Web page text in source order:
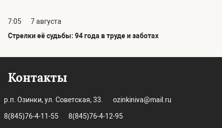
7:05
7 августа
Стрелки её судьбы: 94 года в труде и заботах
Контакты
р.п. Озинки, ул. Советская, 33. ozinkiniva@mail.ru
8(845)76-4-11-55 8(845)76-4-12-95